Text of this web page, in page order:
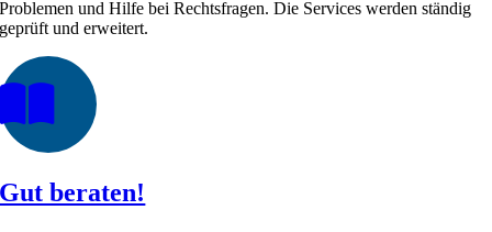
Problemen und Hilfe bei Rechtsfragen. Die Services werden ständig
geprüft und erweitert.
Gut beraten!